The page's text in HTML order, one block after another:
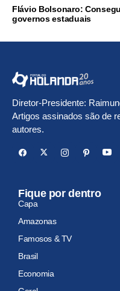
Flávio Bolsonaro:
governos estaduais
Diretor-Presidente:
Artigos assinados são de
autores.
Fique por dentro
Capa
Amazonas
Famosos & TV
Brasil
Economia